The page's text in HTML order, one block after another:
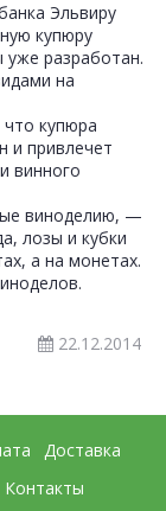
Эльвиру
купюру
разработан.
на
купюра
и привлечет
винного
виноделию, —
лозы и кубки
а на монетах.
22.12.2014
Доставка
Контакты